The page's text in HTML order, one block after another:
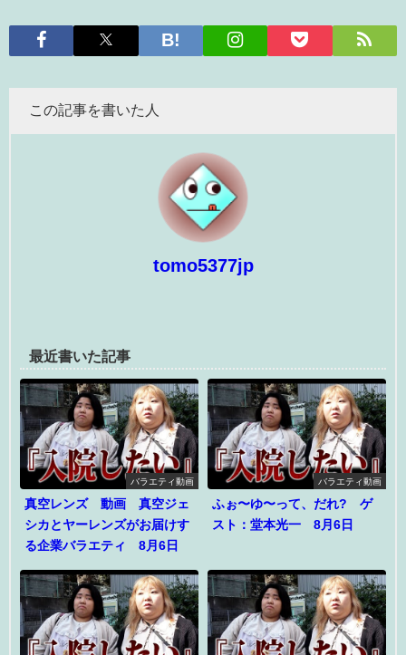
この記事を書いた人
tomo5377jp
最近書いた記事
バラエティ動画
真空レンズ 動画 真空ジェ
シカとヤーレンズがお届けす
る企業バラエティ 8月6日
バラエティ動画
ふぉ〜ゆ〜って、だれ? ゲ
スト：堂本光一 8月6日